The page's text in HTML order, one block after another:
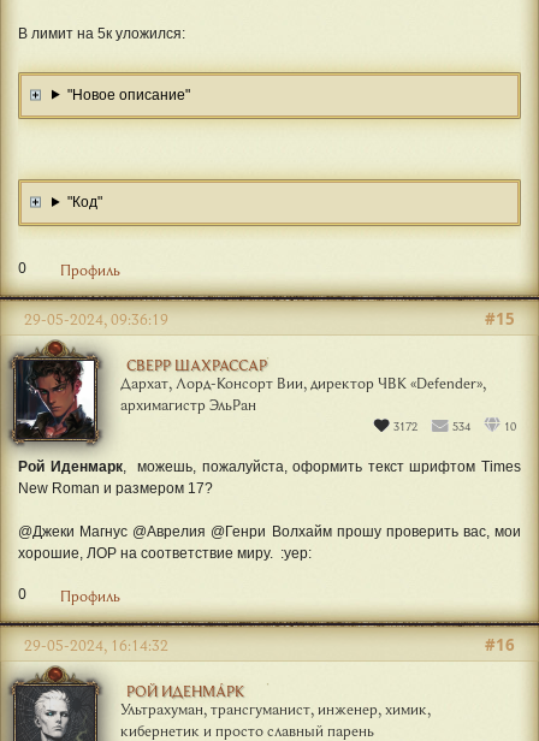
[/spoiler]
В лимит на 5к уложился:
"Новое описание"
"Код"
0 Профиль
СВЕРР ШАХРАССАР
Дархат, Лорд-Консорт Вии, директор ЧВК «Defender»,
архимагистр ЭльРан
3172 534 10
#15
29-05-2024, 09:36:19
Рой Иденмарк, можешь, пожалуйста, оформить текст шрифтом Times
New Roman и размером 17?
@Джеки Магнус @Аврелия @Генри Волхайм прошу проверить вас, мои
хорошие, ЛОР на соответствие миру. :yep:
0 Профиль
РОЙ ИДЕНМÁРК
Ультрахуман, трансгуманист, инженер, химик,
кибернетик и просто славный парень
#16
29-05-2024, 16:14:32